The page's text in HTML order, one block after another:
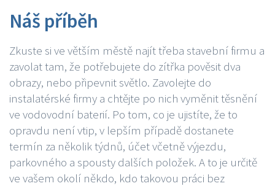
Náš příběh
Zkuste si ve větším městě najít třeba stavební firmu a
zavolat tam, že potřebujete do zítřka pověsit dva
obrazy, nebo připevnit světlo. Zavolejte do
instalatérské firmy a chtějte po nich vyměnit těsnění
ve vodovodní baterií. Po tom, co je ujistíte, že to
opravdu není vtip, v lepším případě dostanete
termín za několik týdnů, účet včetně výjezdu,
parkovného a spousty dalších položek. A to je určitě
ve vašem okolí někdo, kdo takovou práci bez